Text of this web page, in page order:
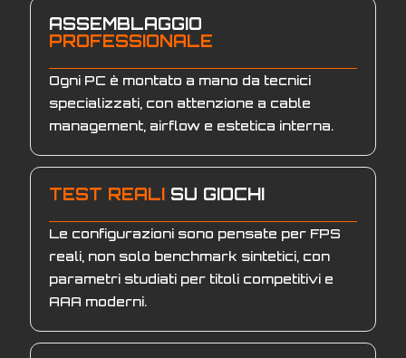
ASSEMBLAGGIO
PROFESSIONALE
Ogni PC è montato a mano da tecnici
specializzati, con attenzione a cable
management, airflow e estetica interna.
TEST REALI SU GIOCHI
Le configurazioni sono pensate per FPS
reali, non solo benchmark sintetici, con
parametri studiati per titoli competitivi e
AAA moderni.